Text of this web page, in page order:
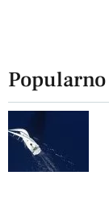
Popularno